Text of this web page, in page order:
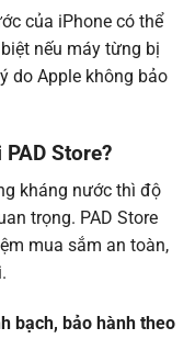
của iPhone có thể
nếu máy từng bị
do Apple không bảo
Store?
kháng nước thì độ
trọng. PAD Store
mua sắm an toàn,
bạch, bảo hành theo